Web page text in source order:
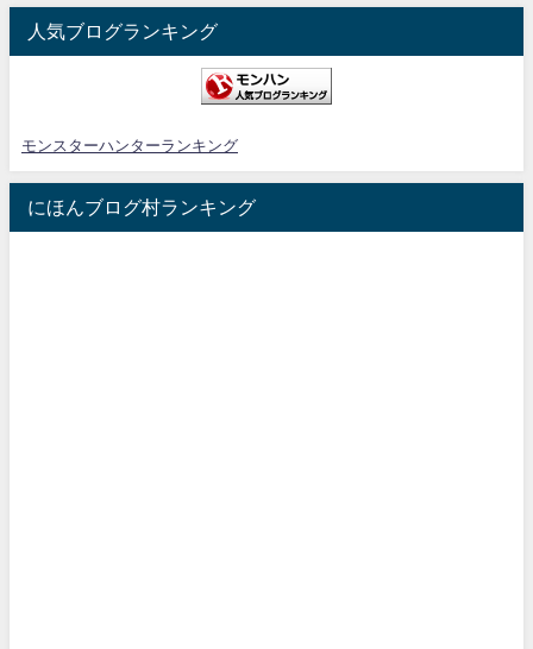
人気ブログランキング
モンスターハンターランキング
にほんブログ村ランキング